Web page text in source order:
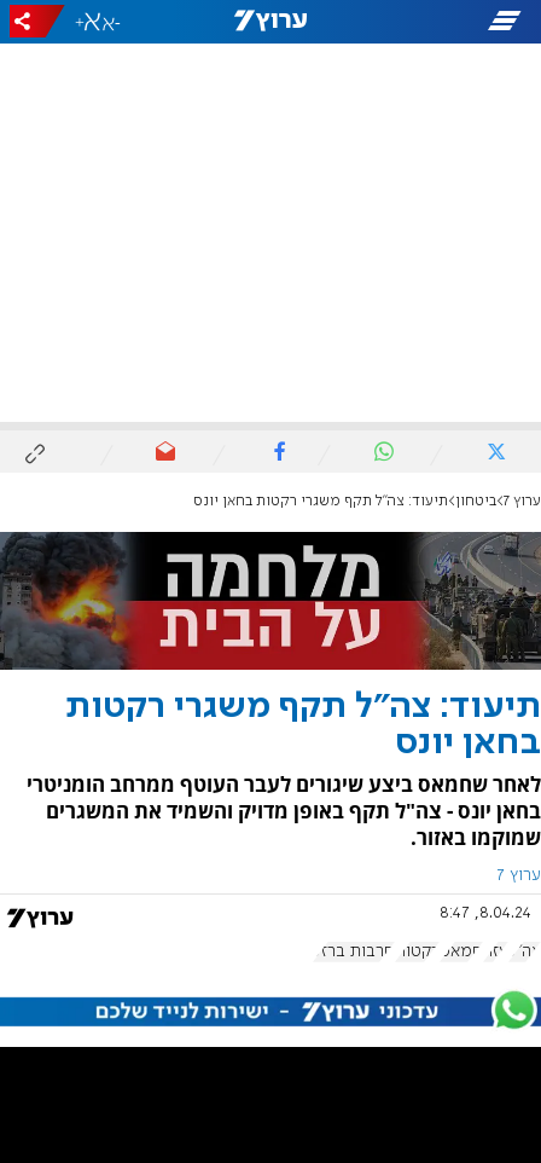
-
+
ערוץ 7 ביטחון תיעוד: צה"ל תקף משגרי רקטות בחאן יונס
תיעוד: צה"ל תקף משגרי רקטות
בחאן יונס
לאחר שחמאס ביצע שיגורים לעבר העוטף ממרחב הומניטרי
בחאן יונס - צה"ל תקף באופן מדויק והשמיד את המשגרים
שמוקמו באזור.
ערוץ 7
8.04.24, 8:47
צה"ל עזה חמאס רקטות חרבות ברזל